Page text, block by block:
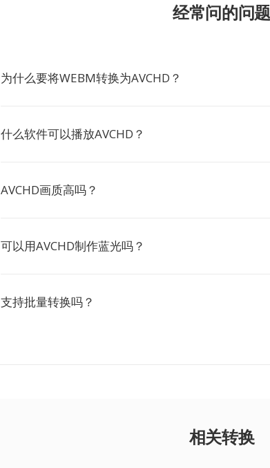
经常问的问题
为什么要将WEBM转换为AVCHD？
什么软件可以播放AVCHD？
AVCHD画质高吗？
可以用AVCHD制作蓝光吗？
支持批量转换吗？
相关转换